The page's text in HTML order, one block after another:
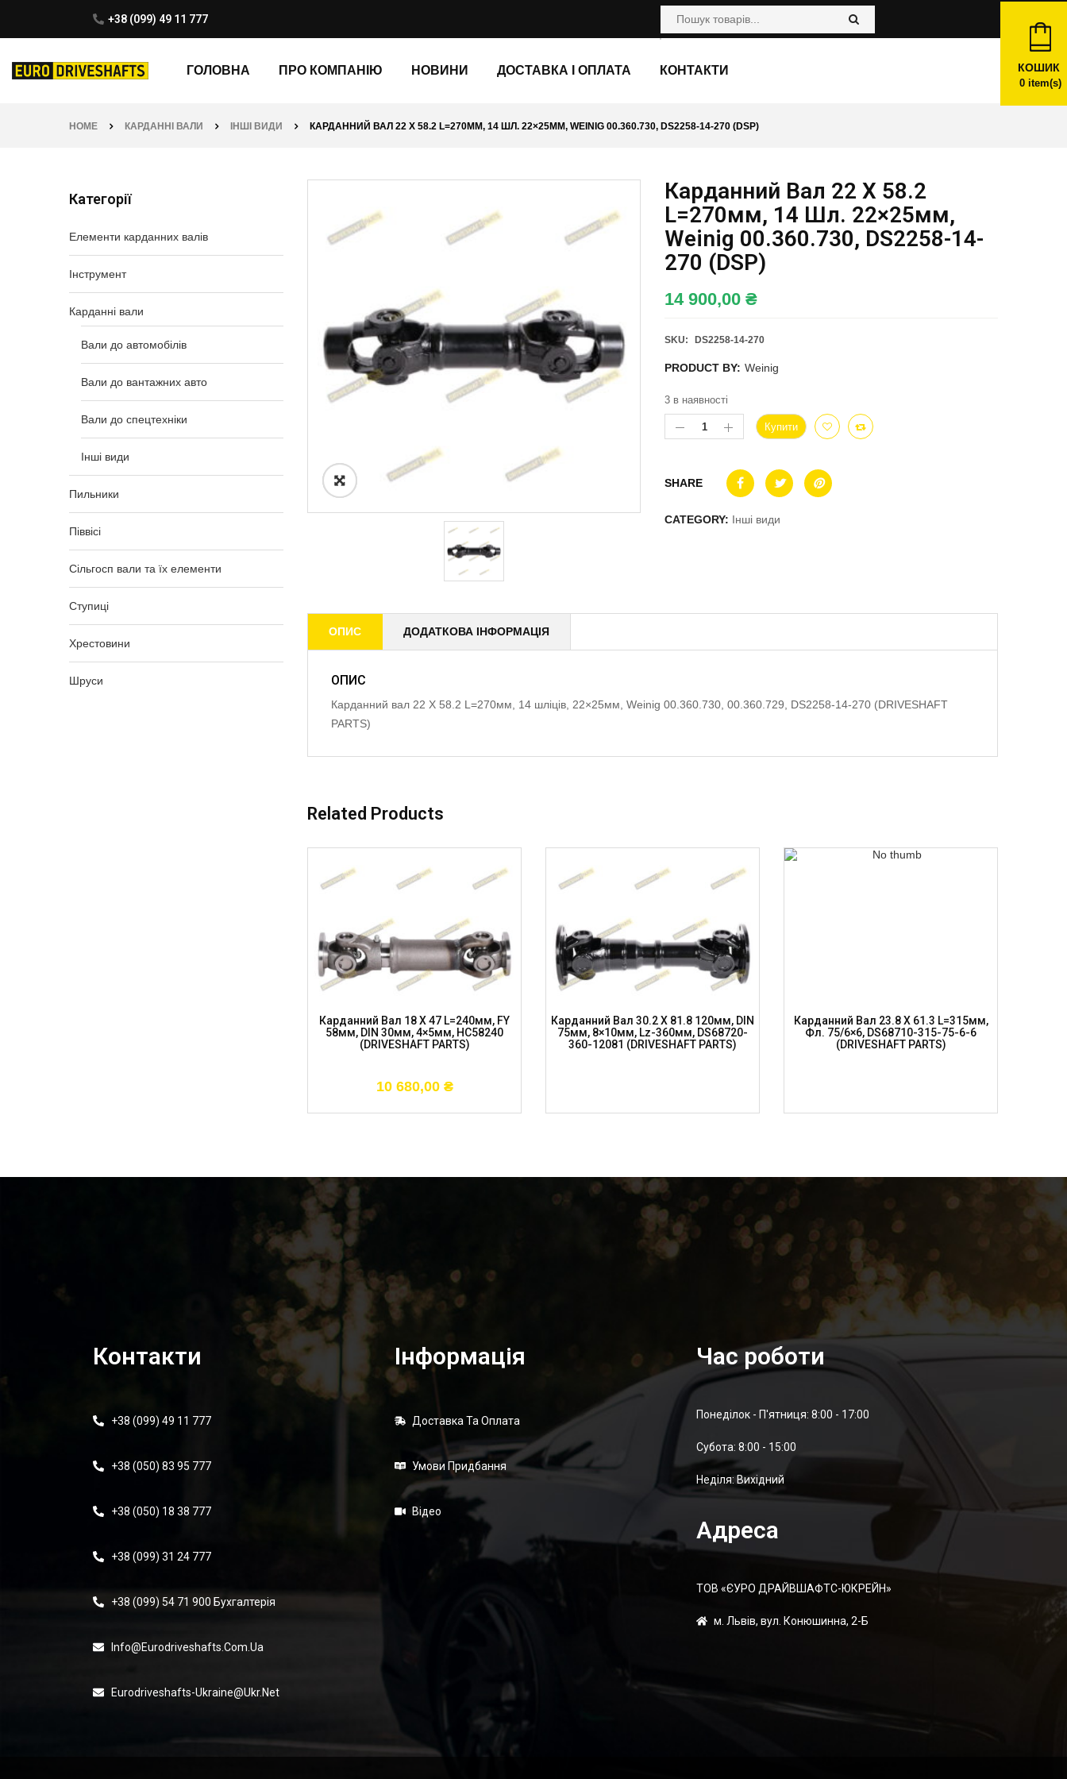
+38 (099) 49 11 777
ГОЛОВНА ПРО КОМПАНІЮ НОВИНИ ДОСТАВКА І ОПЛАТА КОНТАКТИ КОШИК
0item(s)
HOME КАРДАННІ ВАЛИ ІНШІ ВИДИ КАРДАННИЙ ВАЛ 22 X 58.2 L=270ММ, 14 ШЛ. 22×25ММ, WEINIG 00.360.730, DS2258-14-270 (DSP)
Категорії
Елементи карданних валів
Інструмент
Карданні вали
Вали до автомобілів
Вали до вантажних авто
Вали до спецтехніки
Інші види
Пильники
Піввісі
Сільгосп вали та їх елементи
Ступиці
Хрестовини
Шруси
Карданний Вал 22 X 58.2
L=270мм, 14 Шл. 22×25мм,
Weinig 00.360.730, DS2258-14-
270 (DSP)
14 900,00 ₴
SKU: DS2258-14-270
PRODUCT BY: Weinig
3 в наявності
Купити
SHARE
CATEGORY: Інші види
ОПИС ДОДАТКОВА ІНФОРМАЦІЯ
ОПИС
Карданний вал 22 X 58.2 L=270мм, 14 шліців, 22×25мм, Weinig 00.360.730, 00.360.729, DS2258-14-270 (DRIVESHAFT
PARTS)
Related Products
Карданний Вал 18 X 47 L=240мм, FY
58мм, DIN 30мм, 4×5мм, HC58240
(DRIVESHAFT PARTS)
10 680,00 ₴
Карданний Вал 30.2 X 81.8 120мм, DIN
75мм, 8×10мм, Lz-360мм, DS68720-
360-12081 (DRIVESHAFT PARTS)
Карданний Вал 23.8 X 61.3 L=315мм,
Фл. 75/6×6, DS68710-315-75-6-6
(DRIVESHAFT PARTS)
Контакти
+38 (099) 49 11 777
+38 (050) 83 95 777
+38 (050) 18 38 777
+38 (099) 31 24 777
+38 (099) 54 71 900 Бухгалтерія
Info@eurodriveshafts.com.ua
Eurodriveshafts-Ukraine@ukr.net
Інформація
Доставка Та Оплата
Умови Придбання
Відео
Час роботи
Понеділок - П'ятниця: 8:00 - 17:00
Суботa: 8:00 - 15:00
Неділя: Вихідний
Адреса
ТОВ «ЄУРО ДРАЙВШАФТC-ЮКРЕЙН»
м. Львів, вул. Конюшинна, 2-Б